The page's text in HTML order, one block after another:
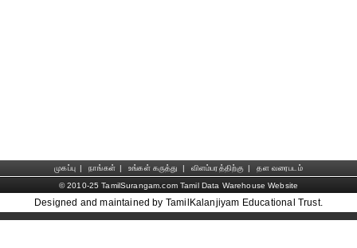
முகப்பு | நாங்கள் | உங்கள் கருத்து | விளம்பரத்திற்கு |
தள வரைபடம்
© 2010-25 TamilSurangam.com Tamil Data Warehouse Website
Designed and maintained by TamilKalanjiyam Educational Trust.